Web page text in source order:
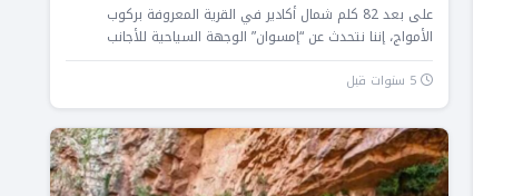
على بعد 82 كلم شمال أكادير في القرية المعروفة بركوب
الأمواج، إننا نتحدث عن “إمسوان” الوجهة السياحية للأجانب
والمغاربة، حيث...